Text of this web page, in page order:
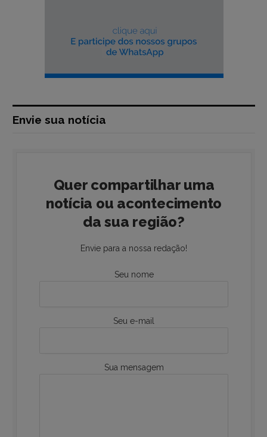
Envie sua notícia
Quer compartilhar uma
notícia ou acontecimento
da sua região?
Envie para a nossa redação!
Seu nome
Seu e-mail
Sua mensagem